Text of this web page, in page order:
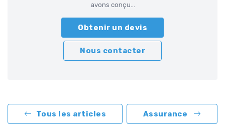
avons conçu...
Obtenir un devis
Nous contacter
Tous les articles Assurance